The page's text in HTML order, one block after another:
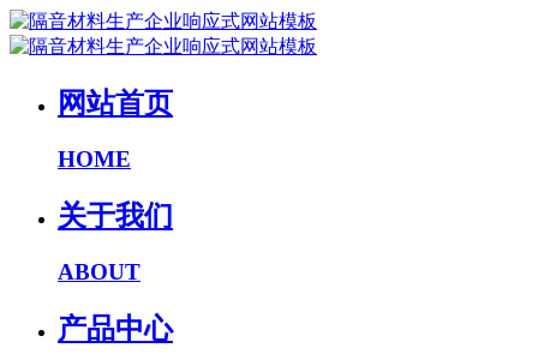
网站首页
HOME
关于我们
ABOUT
产品中心